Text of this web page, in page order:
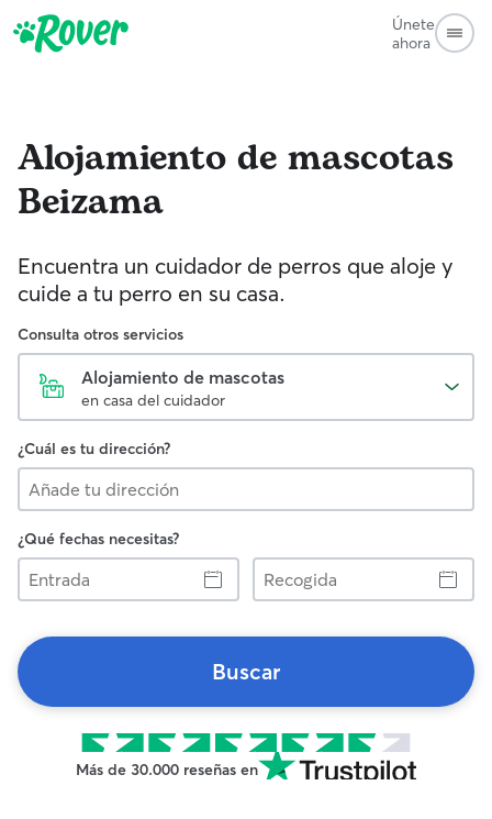
Únete
ahora
Alojamiento de mascotas
Beizama
Encuentra un cuidador de perros que aloje y
cuide a tu perro en su casa.
Consulta otros servicios
Alojamiento de mascotas
en casa del cuidador
¿Cuál es tu dirección?
¿Qué fechas necesitas?
Entrada
Recogida
Buscar
Más de 30.000 reseñas en